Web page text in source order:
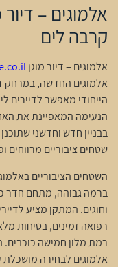
אלמוגים –
קרבה לים
אלמוגים – דיור מוגן
אלמוגים החדשה, במרחק
הייחודי מאפשר לדיירים
בבניין חדש וחדשני
שטחים ציבוריים מרווחים
השטחים הציבוריים
ברמה גבוהה, מתחם חדר
וחוגים. המתקן מציע
רפואה זמינים, בטיחות
רמת מלון חמישה
אלמוגים לבחירה מושכלת